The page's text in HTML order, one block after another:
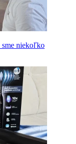
sme niekoľko